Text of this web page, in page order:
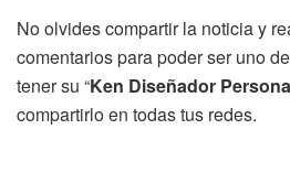
No olvides compartir la noticia y
comentarios para poder ser uno
tener su “Ken Diseñador
compartirlo en todas tus redes.